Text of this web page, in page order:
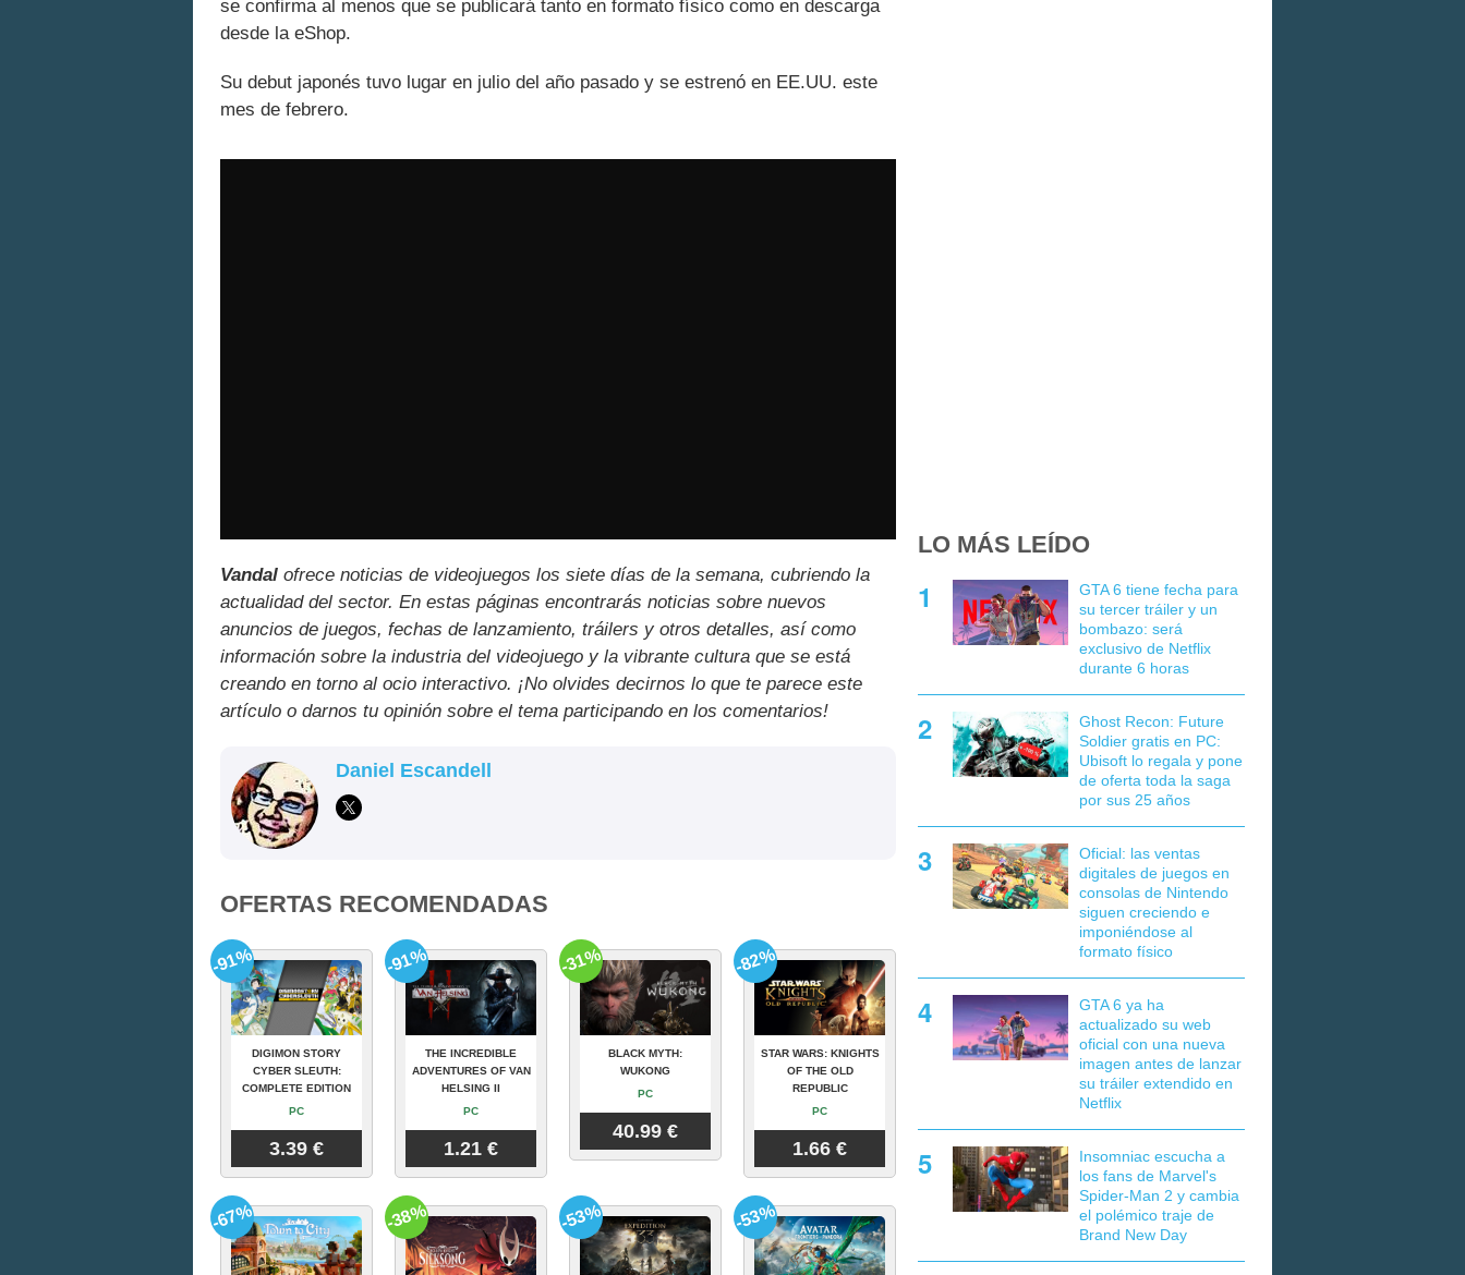
se confirma al menos que se publicará tanto en formato físico como en descarga
desde la eShop.
Su debut japonés tuvo lugar en julio del año pasado y se estrenó en EE.UU. este
mes de febrero.
Vandal ofrece noticias de videojuegos los siete días de la semana, cubriendo la
actualidad del sector. En estas páginas encontrarás noticias sobre nuevos
anuncios de juegos, fechas de lanzamiento, tráilers y otros detalles, así como
información sobre la industria del videojuego y la vibrante cultura que se está
creando en torno al ocio interactivo. ¡No olvides decirnos lo que te parece este
artículo o darnos tu opinión sobre el tema participando en los comentarios!
Daniel Escandell
OFERTAS RECOMENDADAS
DIGIMON STORY
CYBER SLEUTH:
COMPLETE EDITION
PC
3.39 €
-91%
THE INCREDIBLE
ADVENTURES OF VAN
HELSING II
PC
1.21 €
-91%
BLACK MYTH:
WUKONG
PC
40.99 €
-31%
STAR WARS: KNIGHTS
OF THE OLD
REPUBLIC
PC
1.66 €
-82%
-67% -38% -53% -53%
LO MÁS LEÍDO
GTA 6 tiene fecha para
su tercer tráiler y un
bombazo: será
exclusivo de Netflix
durante 6 horas
Ghost Recon: Future
Soldier gratis en PC:
Ubisoft lo regala y pone
de oferta toda la saga
por sus 25 años
Oficial: las ventas
digitales de juegos en
consolas de Nintendo
siguen creciendo e
imponiéndose al
formato físico
GTA 6 ya ha
actualizado su web
oficial con una nueva
imagen antes de lanzar
su tráiler extendido en
Netflix
Insomniac escucha a
los fans de Marvel's
Spider-Man 2 y cambia
el polémico traje de
Brand New Day